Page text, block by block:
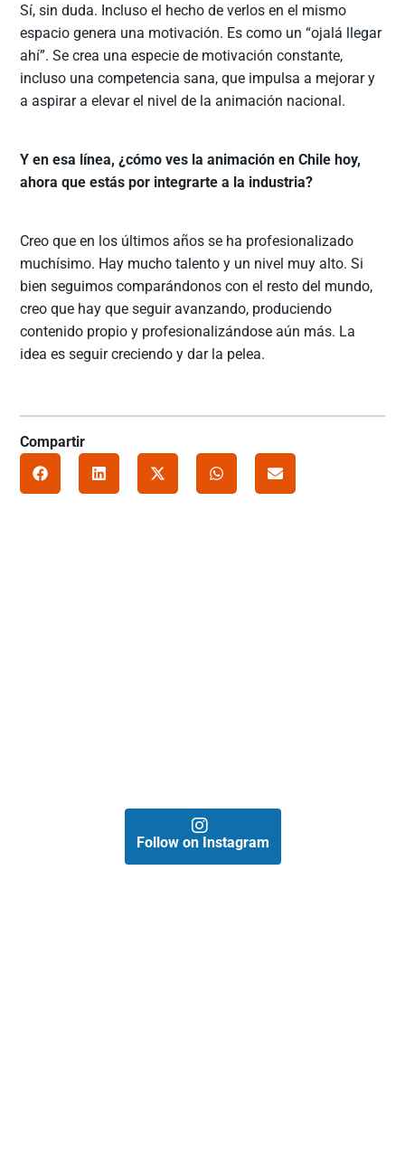
Sí, sin duda. Incluso el hecho de verlos en el mismo
espacio genera una motivación. Es como un “ojalá llegar
ahí”. Se crea una especie de motivación constante,
incluso una competencia sana, que impulsa a mejorar y
a aspirar a elevar el nivel de la animación nacional.
Y en esa línea, ¿cómo ves la animación en Chile hoy,
ahora que estás por integrarte a la industria?
Creo que en los últimos años se ha profesionalizado
muchísimo. Hay mucho talento y un nivel muy alto. Si
bien seguimos comparándonos con el resto del mundo,
creo que hay que seguir avanzando, produciendo
contenido propio y profesionalizándose aún más. La
idea es seguir creciendo y dar la pelea.
Compartir
Follow on Instagram